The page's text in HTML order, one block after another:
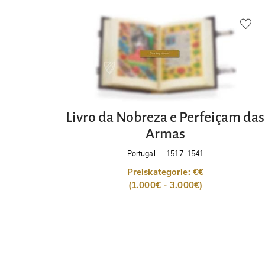
Livro da Nobreza e Perfeiçam das
Armas
Portugal —1517–1541
Preiskategorie: €€
(1.000€ - 3.000€)